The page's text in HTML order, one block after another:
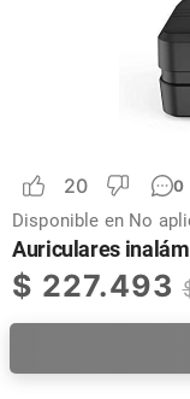
20 0
Disponible en No
Auriculares
$ 227.493